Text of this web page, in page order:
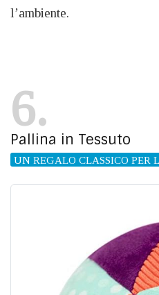
l’ambiente.
6
Pallina in Tessuto
UN REGALO CLASSICO PER